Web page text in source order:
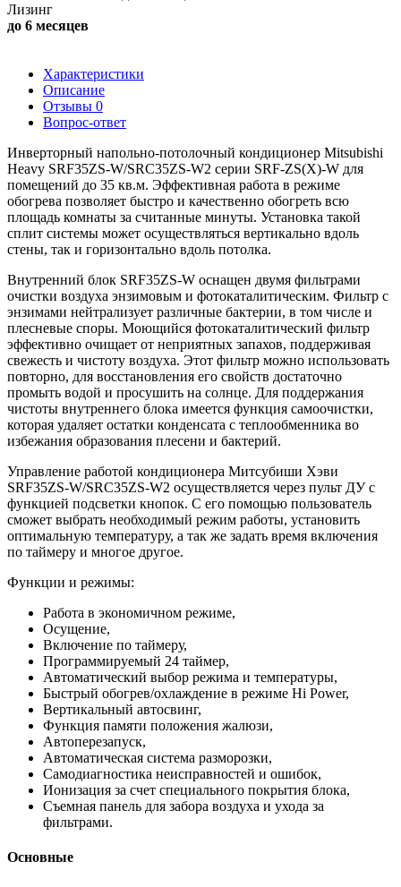
Лизинг
до 6 месяцев
Характеристики
Описание
Отзывы 0
Вопрос-ответ
Инверторный напольно-потолочный кондиционер Mitsubishi
Heavy SRF35ZS-W/SRC35ZS-W2 серии SRF-ZS(X)-W для
помещений до 35 кв.м. Эффективная работа в режиме
обогрева позволяет быстро и качественно обогреть всю
площадь комнаты за считанные минуты. Установка такой
сплит системы может осуществляться вертикально вдоль
стены, так и горизонтально вдоль потолка.
Внутренний блок SRF35ZS-W оснащен двумя фильтрами
очистки воздуха энзимовым и фотокаталитическим. Фильтр с
энзимами нейтрализует различные бактерии, в том числе и
плесневые споры. Моющийся фотокаталитический фильтр
эффективно очищает от неприятных запахов, поддерживая
свежесть и чистоту воздуха. Этот фильтр можно использовать
повторно, для восстановления его свойств достаточно
промыть водой и просушить на солнце. Для поддержания
чистоты внутреннего блока имеется функция самоочистки,
которая удаляет остатки конденсата с теплообменника во
избежания образования плесени и бактерий.
Управление работой кондиционера Митсубиши Хэви
SRF35ZS-W/SRC35ZS-W2 осуществляется через пульт ДУ с
функцией подсветки кнопок. С его помощью пользователь
сможет выбрать необходимый режим работы, установить
оптимальную температуру, а так же задать время включения
по таймеру и многое другое.
Функции и режимы:
Работа в экономичном режиме,
Осущение,
Включение по таймеру,
Программируемый 24 таймер,
Автоматический выбор режима и температуры,
Быстрый обогрев/охлаждение в режиме Hi Power,
Вертикальный автосвинг,
Функция памяти положения жалюзи,
Автоперезапуск,
Автоматическая система разморозки,
Самодиагностика неисправностей и ошибок,
Ионизация за счет специального покрытия блока,
Съемная панель для забора воздуха и ухода за
фильтрами.
Основные